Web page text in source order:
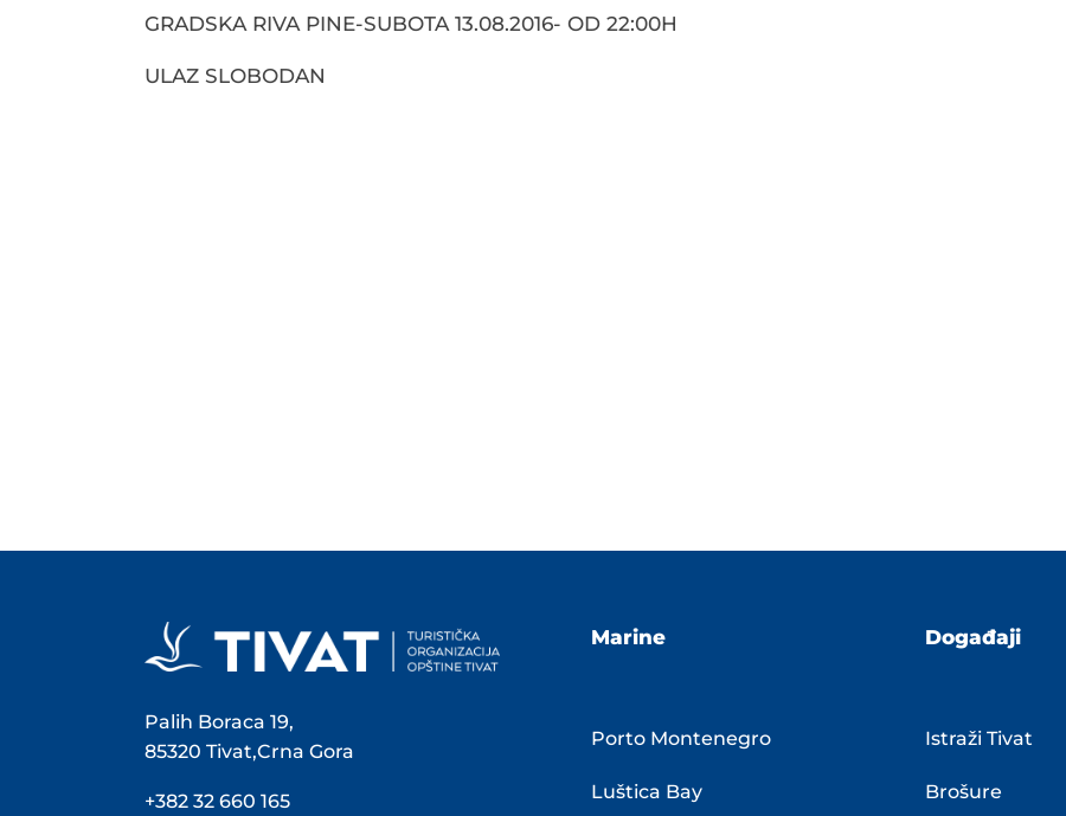
GRADSKA RIVA PINE-SUBOTA 13.08.2016- OD 22:00H
ULAZ SLOBODAN
Palih Boraca 19,
85320 Tivat,Crna Gora
+382 32 660 165
Marine
Porto Montenegro
Luštica Bay
Događaji
Istraži Tivat
Brošure